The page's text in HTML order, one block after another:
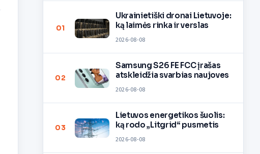
01
Ukrainietiški dronai Lietuvoje:
ką laimės rinka ir verslas
2026-08-08
02
Samsung S26 FE FCC įrašas
atskleidžia svarbias naujoves
2026-08-08
03
Lietuvos energetikos šuolis:
ką rodo „Litgrid“ pusmetis
2026-08-08